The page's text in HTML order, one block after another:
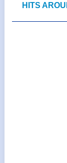
HITS